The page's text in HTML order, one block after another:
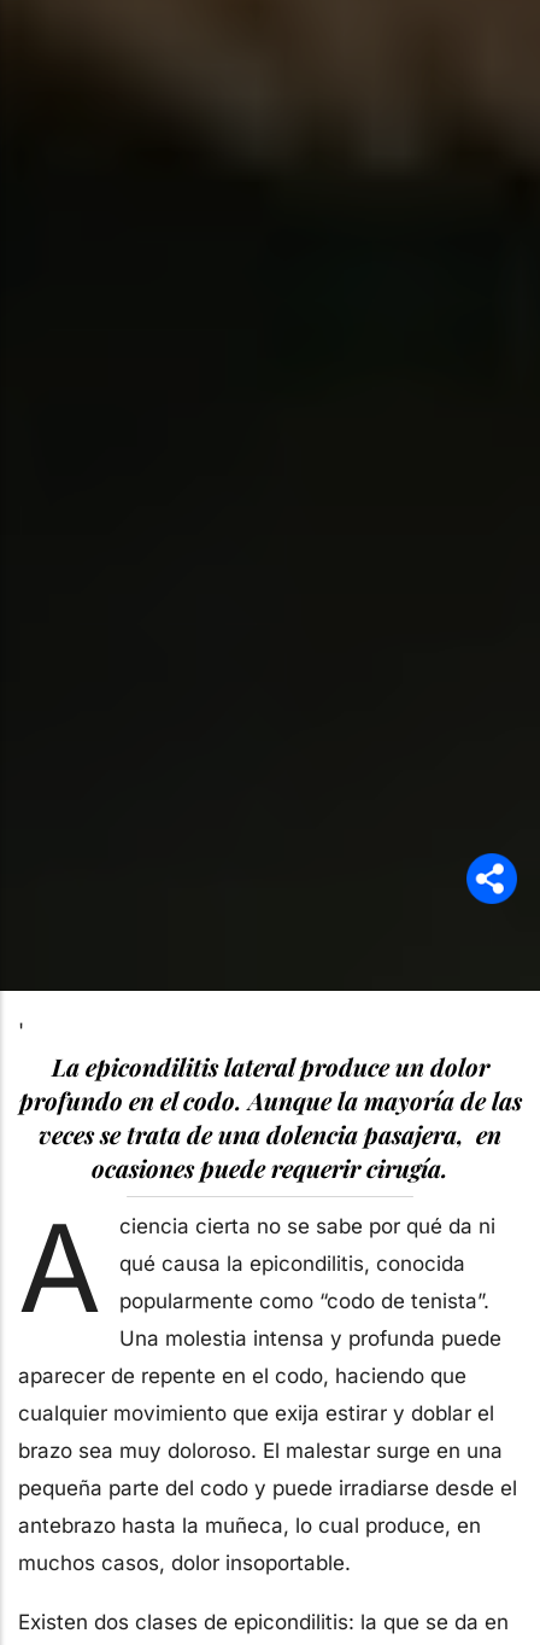
'
La epicondilitis lateral produce un dolor
profundo en el codo. Aunque la mayoría de las
veces se trata de una dolencia pasajera, en
ocasiones puede requerir cirugía.
A
ciencia cierta no se sabe por qué da ni
qué causa la epicondilitis, conocida
popularmente como “codo de tenista”.
Una molestia intensa y profunda puede
aparecer de repente en el codo, haciendo que
cualquier movimiento que exija estirar y doblar el
brazo sea muy doloroso. El malestar surge en una
pequeña parte del codo y puede irradiarse desde el
antebrazo hasta la muñeca, lo cual produce, en
muchos casos, dolor insoportable.
Existen dos clases de epicondilitis: la que se da en